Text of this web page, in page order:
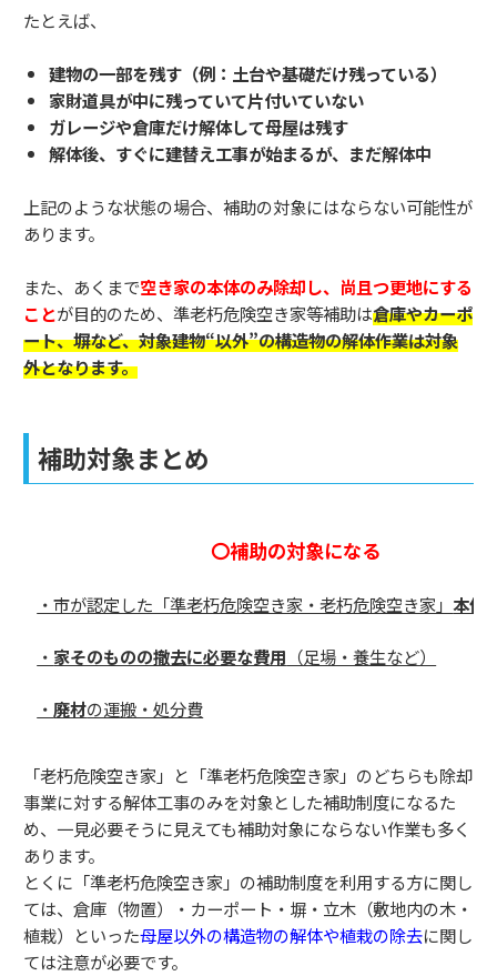
たとえば、
建物の一部を残す（例：土台や基礎だけ残っている）
家財道具が中に残っていて片付いていない
ガレージや倉庫だけ解体して母屋は残す
解体後、すぐに建替え工事が始まるが、まだ解体中
上記のような状態の場合、補助の対象にはならない可能性が
あります。
また、あくまで空き家の本体のみ除却し、尚且つ更地にする
ことが目的のため、準老朽危険空き家等補助は倉庫やカーポ
ート、塀など、対象建物“以外”の構造物の解体作業は対象
外となります。
補助対象まとめ
〇補助の対象になる
・市が認定した「準老朽危険空き家・老朽危険空き家」本体
・ 家そのものの撤去に必要な費用 （足場・養生など）
・廃材の運搬・処分費
「老朽危険空き家」と「準老朽危険空き家」のどちらも除却
事業に対する解体工事のみを対象とした補助制度になるた
め、一見必要そうに見えても補助対象にならない作業も多く
あります。
とくに「準老朽危険空き家」の補助制度を利用する方に関し
ては、倉庫（物置）・カーポート・塀・立木（敷地内の木・
植栽）といった母屋以外の構造物の解体や植栽の除去に関し
ては注意が必要です。